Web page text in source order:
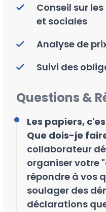
Conseil sur
et sociales
Analyse de
Suivi des
Questions &
Les papiers,
Que dois-je
collaborateur
organiser votre
répondre à vos
soulager des
déclarations